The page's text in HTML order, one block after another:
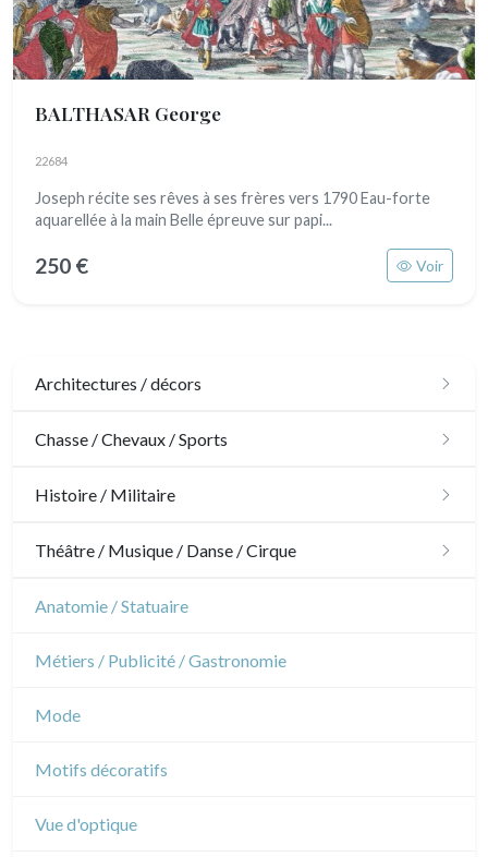
BALTHASAR George
22684
Joseph récite ses rêves à ses frères vers 1790 Eau-forte
aquarellée à la main Belle épreuve sur papi...
250 € Voir
Architectures / décors
Architecture
Chasse / Chevaux / Sports
Chasse
Histoire / Militaire
Militaire
Théâtre / Musique / Danse / Cirque
Théâtre
Anatomie / Statuaire
Métiers / Publicité / Gastronomie
Mode
Motifs décoratifs
Vue d'optique